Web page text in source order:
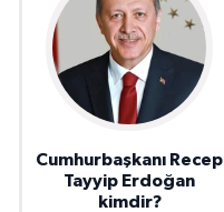
Cumhurbaşkanı Recep
Tayyip Erdoğan
kimdir?